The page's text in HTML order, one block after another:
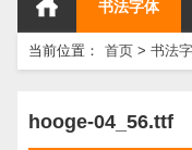
书法字体
当前位置： 首页 > 书法
hooge-04_56.ttf